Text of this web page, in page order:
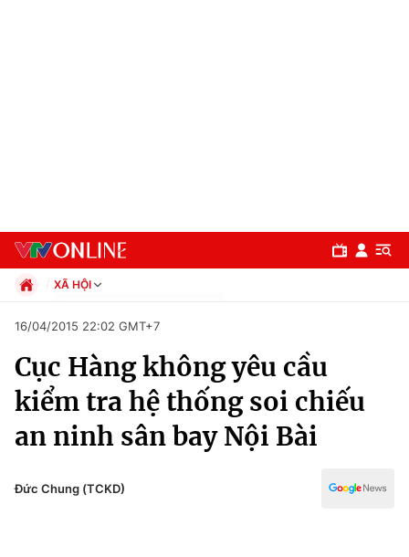
Chuyên mục
Chính trị
XÃ HỘI
Xã hội
Pháp luật
Thể thao
Truyền hình
Đời sống
16/04/2015 22:02 GMT+7
Cục Hàng không yêu cầu
kiểm tra hệ thống soi chiếu
an ninh sân bay Nội Bài
Đức Chung (TCKD)